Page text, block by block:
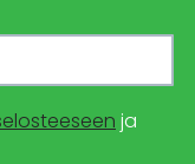
ja